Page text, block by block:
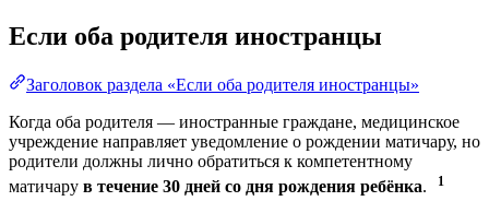
Если оба родителя иностранцы
Заголовок раздела «Если оба родителя иностранцы»
Когда оба родителя — иностранные граждане, медицинское
учреждение направляет уведомление о рождении матичару, но
родители должны лично обратиться к компетентному
матичару в течение 30 дней со дня рождения ребёнка. 1